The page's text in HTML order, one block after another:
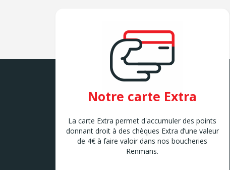
Notre carte Extra
La carte Extra permet d'accumuler des points
donnant droit à des chèques Extra d’une valeur
de 4€ à faire valoir dans nos boucheries
Renmans.